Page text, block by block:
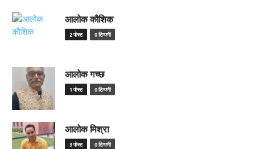
आलोक कौशिक
2 पोस्ट 0 टिप्पणी
आलोक गच्छ
1 पोस्ट 0 टिप्पणी
आलोक मिश्रा
3 पोस्ट 0 टिप्पणी